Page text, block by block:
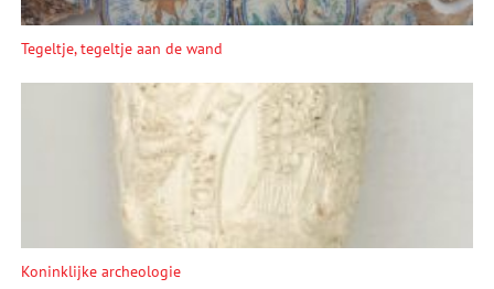
Tegeltje, tegeltje aan de wand
Koninklijke archeologie